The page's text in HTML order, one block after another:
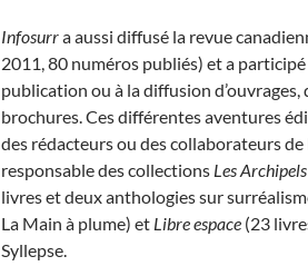
Infosurra aussi diffusé la revue
2011, 80 numéros publiés) et a
publication ou à la diffusion d’ouvrages,
brochures. Ces différentes aventures
des rédacteurs ou des collaborateurs de
responsable des collections Les
livres et deux anthologies sur
La Main à plume) et Libre espace (23
Syllepse.